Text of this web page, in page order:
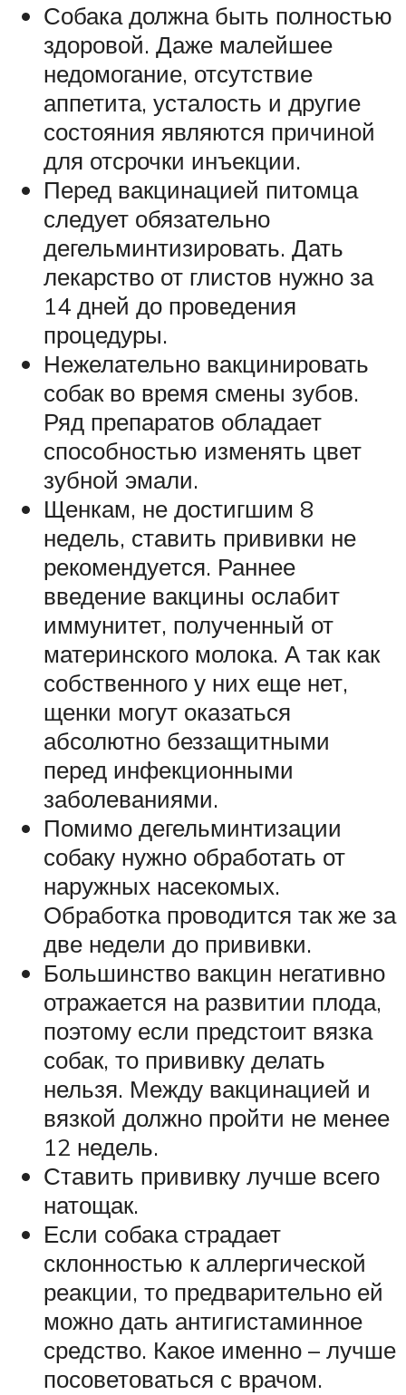
Собака должна быть полностью
здоровой. Даже малейшее
недомогание, отсутствие
аппетита, усталость и другие
состояния являются причиной
для отсрочки инъекции.
Перед вакцинацией питомца
следует обязательно
дегельминтизировать. Дать
лекарство от глистов нужно за
14 дней до проведения
процедуры.
Нежелательно вакцинировать
собак во время смены зубов.
Ряд препаратов обладает
способностью изменять цвет
зубной эмали.
Щенкам, не достигшим 8
недель, ставить прививки не
рекомендуется. Раннее
введение вакцины ослабит
иммунитет, полученный от
материнского молока. А так как
собственного у них еще нет,
щенки могут оказаться
абсолютно беззащитными
перед инфекционными
заболеваниями.
Помимо дегельминтизации
собаку нужно обработать от
наружных насекомых.
Обработка проводится так же за
две недели до прививки.
Большинство вакцин негативно
отражается на развитии плода,
поэтому если предстоит вязка
собак, то прививку делать
нельзя. Между вакцинацией и
вязкой должно пройти не менее
12 недель.
Ставить прививку лучше всего
натощак.
Если собака страдает
склонностью к аллергической
реакции, то предварительно ей
можно дать антигистаминное
средство. Какое именно – лучше
посоветоваться с врачом.